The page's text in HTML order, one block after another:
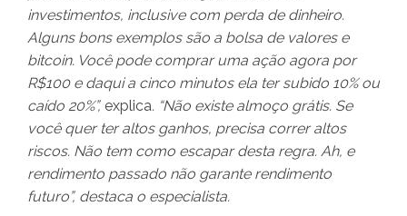
investimentos, inclusive com perda de dinheiro.
Alguns bons exemplos são a bolsa de valores e
bitcoin. Você pode comprar uma ação agora por
R$100 e daqui a cinco minutos ela ter subido 10% ou
caído 20%”, explica. “Não existe almoço grátis. Se
você quer ter altos ganhos, precisa correr altos
riscos. Não tem como escapar desta regra. Ah, e
rendimento passado não garante rendimento
futuro”, destaca o especialista.